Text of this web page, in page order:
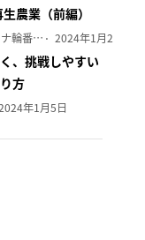
農業（前編）
吉田 広子（オルタナ輪番編集長） 2024年1月29日
、挑戦しやすい
方
年1月5日